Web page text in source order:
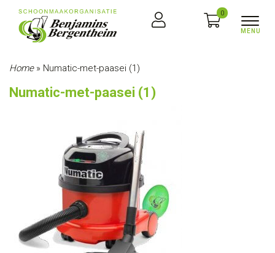
0
Home» Numatic-met-paasei (1)
Numatic-met-paasei (1)